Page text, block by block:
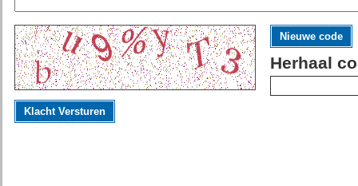
Nieuwe code
Herhaal
Klacht Versturen